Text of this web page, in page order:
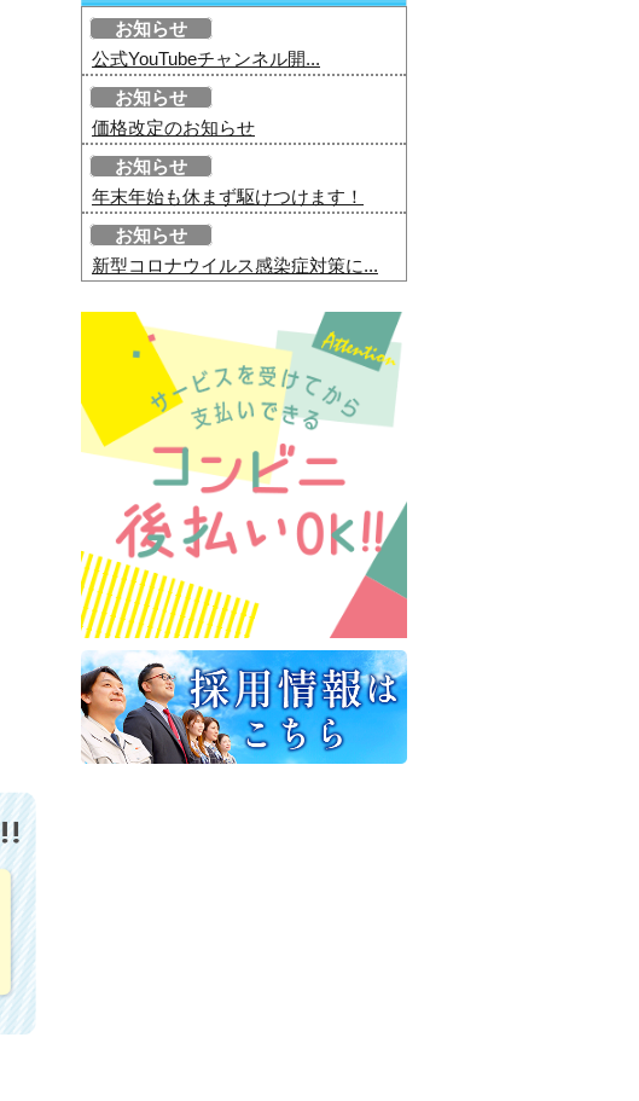
お知らせ
公式YouTubeチャンネル開...
お知らせ
価格改定のお知らせ
お知らせ
年末年始も休まず駆けつけます！
お知らせ
新型コロナウイルス感染症対策に...